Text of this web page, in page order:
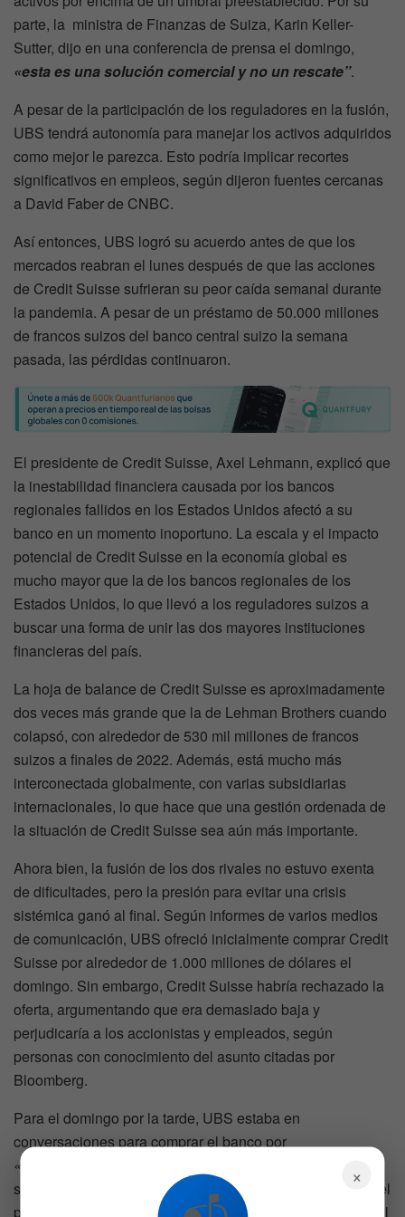
parte, la ministra de Finanzas de Suiza, Karin Keller-
Sutter, dijo en una conferencia de prensa el domingo,
«esta es una solución comercial y no un rescate”.
A pesar de la participación de los reguladores en la fusión,
UBS tendrá autonomía para manejar los activos adquiridos
como mejor le parezca. Esto podría implicar recortes
significativos en empleos, según dijeron fuentes cercanas
a David Faber de CNBC.
Así entonces, UBS logró su acuerdo antes de que los
mercados reabran el lunes después de que las acciones
de Credit Suisse sufrieran su peor caída semanal durante
la pandemia. A pesar de un préstamo de 50.000 millones
de francos suizos del banco central suizo la semana
pasada, las pérdidas continuaron.
El presidente de Credit Suisse, Axel Lehmann, explicó que
la inestabilidad financiera causada por los bancos
regionales fallidos en los Estados Unidos afectó a su
banco en un momento inoportuno. La escala y el impacto
potencial de Credit Suisse en la economía global es
mucho mayor que la de los bancos regionales de los
Estados Unidos, lo que llevó a los reguladores suizos a
buscar una forma de unir las dos mayores instituciones
financieras del país.
La hoja de balance de Credit Suisse es aproximadamente
dos veces más grande que la de Lehman Brothers cuando
colapsó, con alrededor de 530 mil millones de francos
suizos a finales de 2022. Además, está mucho más
interconectada globalmente, con varias subsidiarias
internacionales, lo que hace que una gestión ordenada de
la situación de Credit Suisse sea aún más importante.
Ahora bien, la fusión de los dos rivales no estuvo exenta
de dificultades, pero la presión para evitar una crisis
sistémica ganó al final. Según informes de varios medios
de comunicación, UBS ofreció inicialmente comprar Credit
Suisse por alrededor de 1.000 millones de dólares el
domingo. Sin embargo, Credit Suisse habría rechazado la
oferta, argumentando que era demasiado baja y
perjudicaría a los accionistas y empleados, según
personas con conocimiento del asunto citadas por
Bloomberg.
Para el domingo por la tarde, UBS estaba en
conversaciones para comprar el banco por
«sustancialmente»
suizos, dijeron fuentes a CNBC. Según Faber de CNBC, el
precio del acuerdo aumentó durante las negociaciones del
×